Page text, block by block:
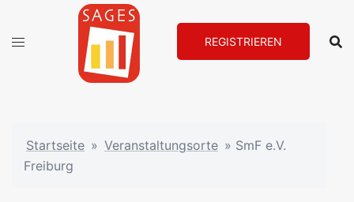
springen
REGISTRIEREN
Startseite » Veranstaltungsorte » SmF e.V.
Freiburg